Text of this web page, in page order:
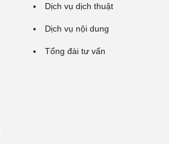
Dịch vụ dịch thuật
Dịch vụ nội dung
Tổng đài tư vấn